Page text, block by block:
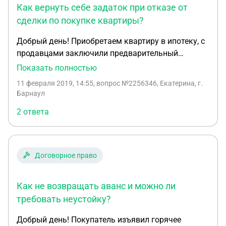
Как вернуть себе задаток при отказе от
сделки по покупке квартиры?
Добрый день! Приобретаем квартиру в ипотеку, с
продавцами заключили предварительный
договор купли-продажи и внесли задаток. В
срок до 31.01 включительно заключить договор
заключили, т.к продавец и ее
несовершеннолетний ребенок выписались только
31.01 и предоставили дом.книгу в банк так же
только 31.01. Мы отказались от покупки
квартиры, просим вернуть нам задаток, продавцы
денежные средства?
Показать полностью
11 февраля 2019, 14:55, вопрос №2256346, Екатерина, г.
Барнаул
2 ответа
Договорное право
Как не возвращать аванс и можно ли
требовать неустойку?
Добрый день! Покупатель изъявил горячее